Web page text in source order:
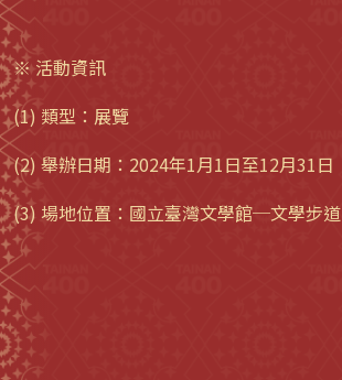
※ 活動資訊
(1) 類型：展覽
(2) 舉辦日期：2024年1月1日至12月31日
(3) 場地位置：國立臺灣文學館─文學步道